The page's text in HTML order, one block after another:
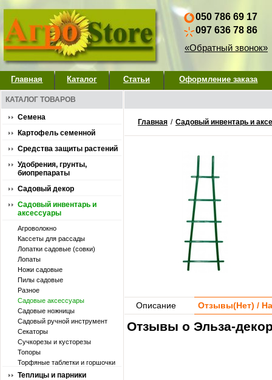
050 786 69 17
097 636 78 86
«Обратный звонок»
Главная Каталог Статьи Оформление заказа
КАТАЛОГ ТОВАРОВ
Семена
Картофель семенной
Средства защиты растений
Удобрения, грунты,
биопрепараты
Садовый декор
Садовый инвентарь и
аксессуары
Агроволокно
Кассеты для рассады
Лопатки садовые (совки)
Лопаты
Ножи садовые
Пилы садовые
Разное
Садовые аксессуары
Садовые ножницы
Садовый ручной инструмент
Секаторы
Сучкорезы и кусторезы
Топоры
Торфяные таблетки и горшочки
Теплицы и парники
Главная / Садовый инвентарь и
Описание Отзывы(Нет) /
Отзывы о Эльза-